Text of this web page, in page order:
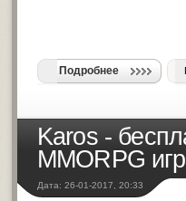
Подробнее
Karos -
MMORPG
Дата: 26-01-2017, 20:33